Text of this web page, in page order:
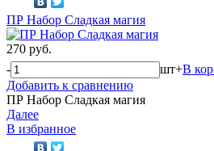
ПР Набор Сладкая магия
270 руб.
-
шт+В
Добавить к сравнению
ПР Набор Сладкая магия
Далее
В избранное